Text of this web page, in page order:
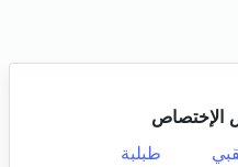
طبلبة